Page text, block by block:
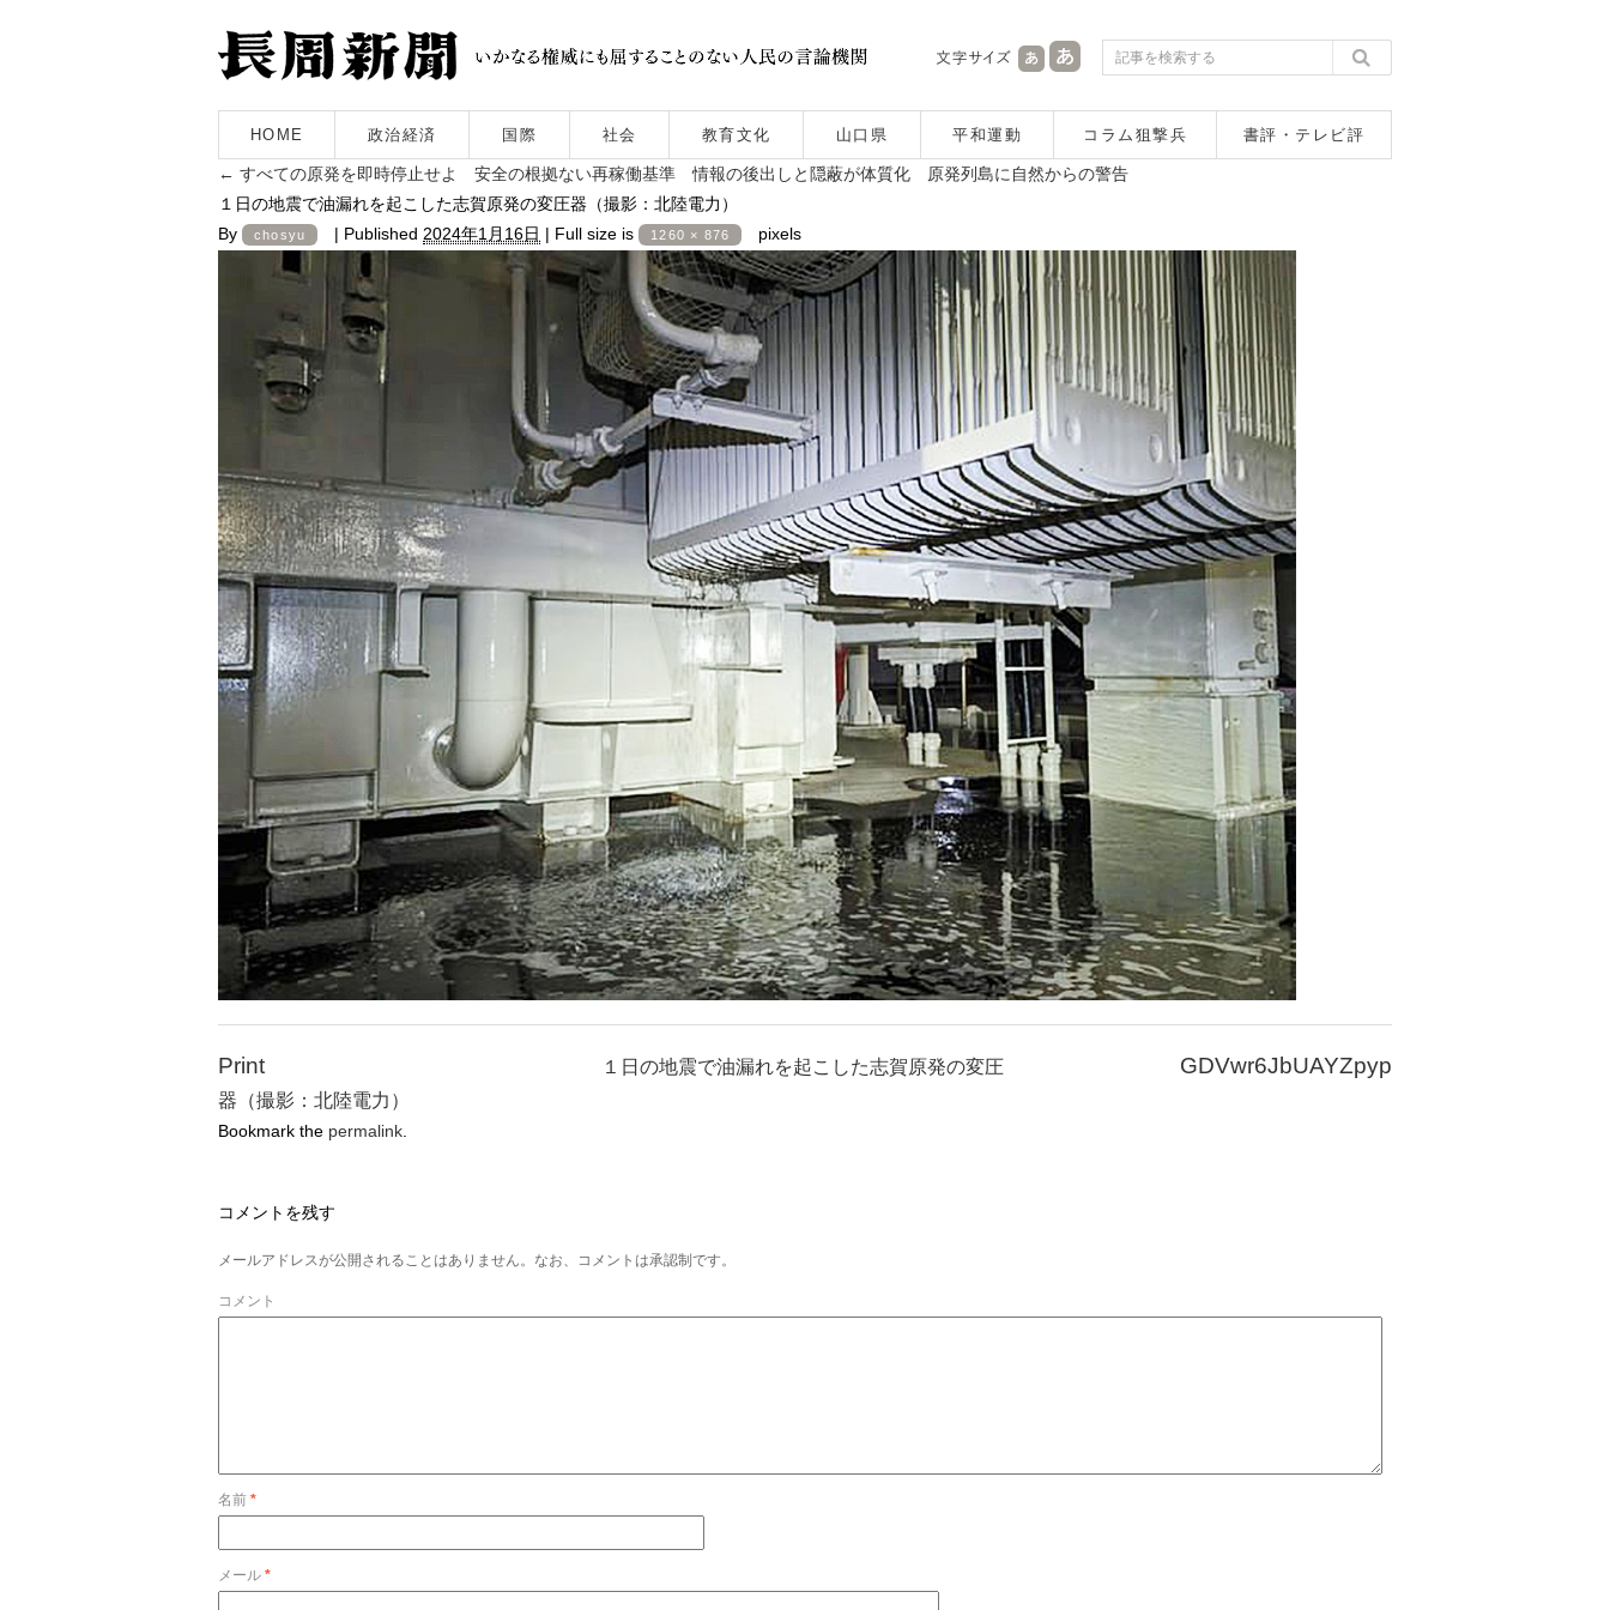
HOME 政治経済 国際 社会 教育文化 山口県 平和運動 コラム狙撃兵 書評・テレビ評
← すべての原発を即時停止せよ 安全の根拠ない再稼働基準 情報の後出しと隠蔽が体質化 原発列島に自然からの警告
１日の地震で油漏れを起こした志賀原発の変圧器（撮影：北陸電力）
By
chosyu | Published 2024年1月16日 | Full size is 1260 × 876 pixels
Print GDVwr6JbUAYZpyp
１日の地震で油漏れを起こした志賀原発の変圧
器（撮影：北陸電力）
Bookmark the permalink
コメントを残す
メールアドレスが公開されることはありません。なお、コメントは承認制です。
コメント
名前 *
メール *